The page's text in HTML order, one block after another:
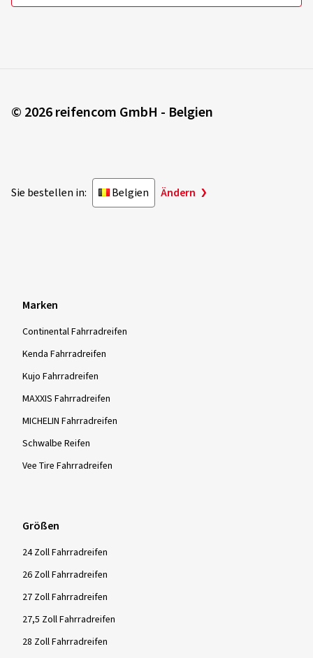
© 2026 reifencom GmbH - Belgien
Sie bestellen in: Belgien Ändern
Marken
Continental Fahrradreifen
Kenda Fahrradreifen
Kujo Fahrradreifen
MAXXIS Fahrradreifen
MICHELIN Fahrradreifen
Schwalbe Reifen
Vee Tire Fahrradreifen
Größen
24 Zoll Fahrradreifen
26 Zoll Fahrradreifen
27 Zoll Fahrradreifen
27,5 Zoll Fahrradreifen
28 Zoll Fahrradreifen